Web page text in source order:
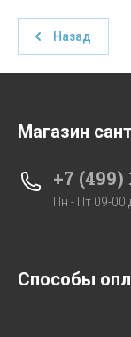
Назад
Магазин
+7 (499)
Пн - Пт 09-00
Способы